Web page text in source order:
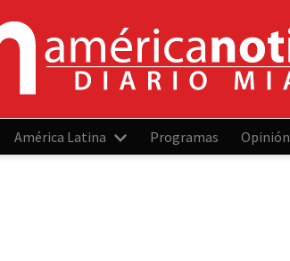
América Latina Programas Opinión